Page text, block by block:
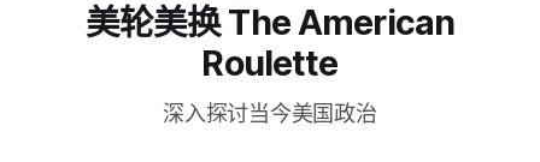
美轮美换 The American
Roulette
深入探讨当今美国政治